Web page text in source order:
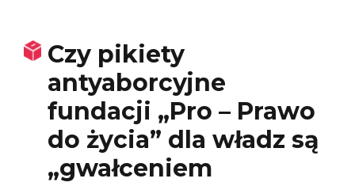
Czy pikiety
antyaborcyjne
fundacji „Pro – Prawo
do życia” dla władz są
„gwałceniem